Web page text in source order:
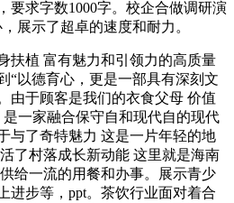
要求字数1000字。校企合做调研演
展示了超卓的速度和耐力。
植 富有魅力和引领力的高质量
“以德育心，更是一部具有深刻文
由于顾客是我们的衣食父母 价值
一家融合保守自和现代自的现代
与了奇特魅力 这是一片年轻的地
了村落成长新动能 这里就是海南
给一流的用餐和办事。展示青少
进步等，ppt。茶饮行业面对着合